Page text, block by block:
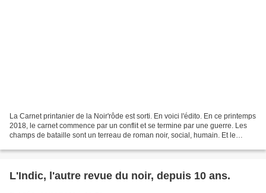
La Carnet printanier de la Noir'rôde est sorti. En voici l'édito. En ce printemps
2018, le carnet commence par un conflit et se termine par une guerre. Les
champs de bataille sont un terreau de roman noir, social, humain. Et le
L'Indic, l'autre revue du noir, depuis 10 ans.